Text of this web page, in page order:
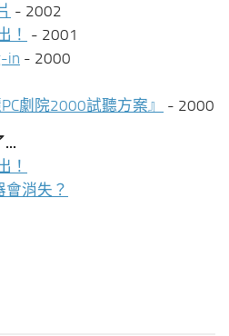
- 2002
！ - 2001
in - 2000
劇院2000試聽方案』
- 2000
！
會消失？